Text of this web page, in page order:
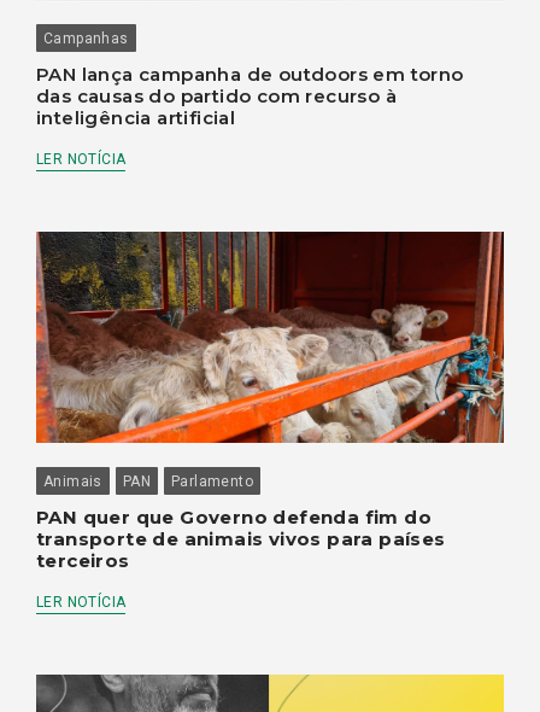
Campanhas
PAN lança campanha de outdoors em torno
das causas do partido com recurso à
inteligência artificial
LER NOTÍCIA
Animais PAN Parlamento
PAN quer que Governo defenda fim do
transporte de animais vivos para países
terceiros
LER NOTÍCIA